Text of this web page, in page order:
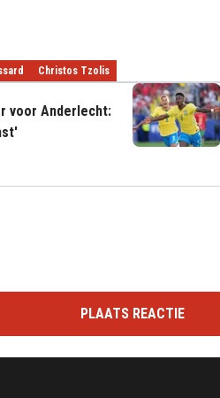
Christos Tzolis
voor Anderlecht:
PLAATS REACTIE